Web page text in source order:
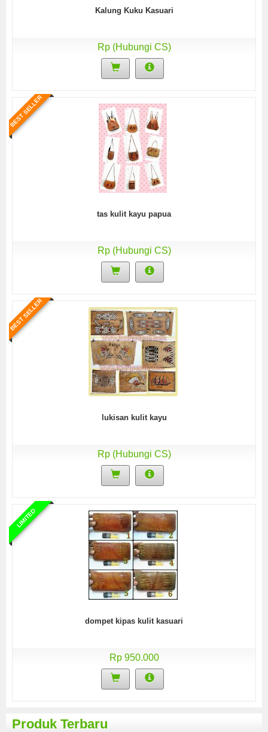
Kalung Kuku Kasuari
Rp (Hubungi CS)
BEST SELLER
tas kulit kayu papua
Rp (Hubungi CS)
BEST SELLER
lukisan kulit kayu
Rp (Hubungi CS)
LIMITED
dompet kipas kulit kasuari
Rp 950.000
Produk Terbaru